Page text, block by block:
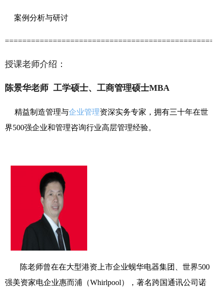
案例分析与研讨
授课老师介绍：
陈景华老师 工学硕士、工商管理硕士MBA
精益制造管理与企业管理资深实务专家，拥有三十年在世
界500强企业和管理咨询行业高层管理经验。
陈老师曾在在大型港资上市企业蚬华电器集团、世界500
强美资家电企业惠而浦（Whirlpool），著名跨国通讯公司诺